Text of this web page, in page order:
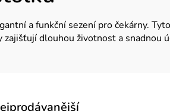
a funkční sezení pro čekárny.
dlouhou životnost a snadnou